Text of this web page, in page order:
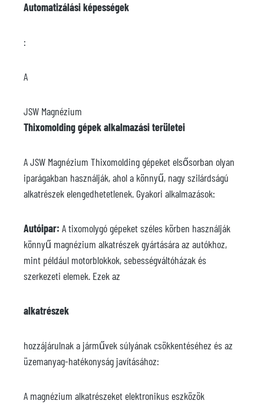
Automatizálási képességek
:
A
JSW Magnézium
Thixomolding gépek alkalmazási területei
A JSW Magnézium Thixomolding gépeket elsősorban olyan
iparágakban használják, ahol a könnyű, nagy szilárdságú
alkatrészek elengedhetetlenek. Gyakori alkalmazások:
Autóipar: A tixomolygó gépeket széles körben használják
könnyű magnézium alkatrészek gyártására az autókhoz,
mint például motorblokkok, sebességváltóházak és
szerkezeti elemek. Ezek az
alkatrészek
hozzájárulnak a járművek súlyának csökkentéséhez és az
üzemanyag-hatékonyság javításához:
A magnézium alkatrészeket elektronikus eszközök